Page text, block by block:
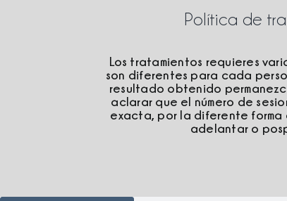
Política de
Los tratamientos requieres
son diferentes para cada
resultado obtenido
aclarar que el número de
exacta, por la diferente
adelantar o